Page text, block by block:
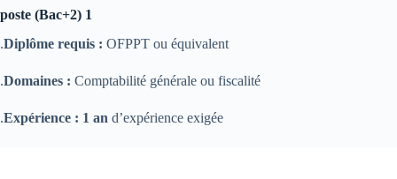
1 poste (Bac+2)
Diplôme requis : OFPPT ou équivalent.
Domaines : Comptabilité générale ou fiscalité.
Expérience : 1 an d’expérience exigée.